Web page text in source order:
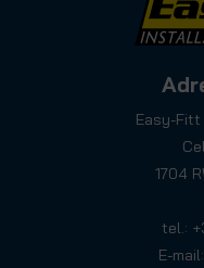
Easy-
1704
tel.:
E-mail: